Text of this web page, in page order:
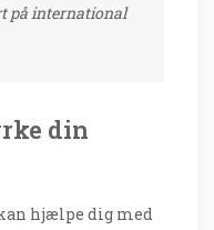
på international
din
hjælpe dig med